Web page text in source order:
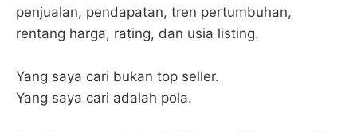
penjualan, pendapatan, tren pertumbuhan,
rentang harga, rating, dan usia listing.
Yang saya cari bukan top seller.
Yang saya cari adalah pola.